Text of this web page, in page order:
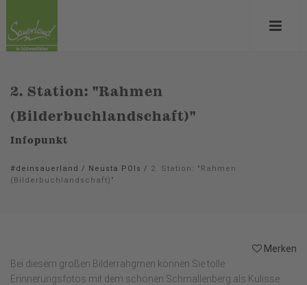
2. Station: "Rahmen
(Bilderbuchlandschaft)"
Infopunkt
#deinsauerland / Neusta POIs / 2. Station: "Rahmen
(Bilderbuchlandschaft)"
Merken
Bei diesem großen Bilderrahgmen können Sie tolle
Erinnerungsfotos mit dem schönen Schmallenberg als Kulisse